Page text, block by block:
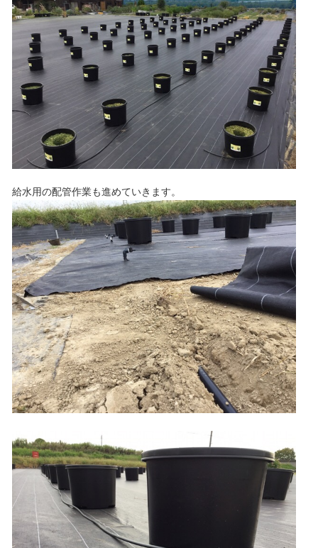
給水用の配管作業も進めていきます。